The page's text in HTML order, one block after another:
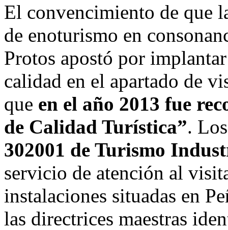
El convencimiento de que
de enoturismo en
Protos apostó por
calidad en el apartado de
que en el año 2013 fue
de Calidad Turística”.
302001 de Turismo
servicio de atención al
instalaciones situadas en
las directrices maestras